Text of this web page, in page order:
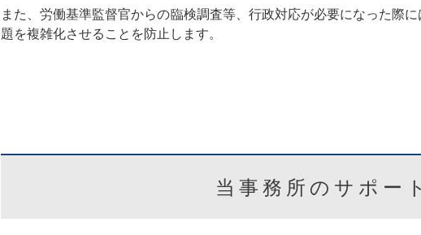
また、労働基準監督官からの臨検調査等、行政対応が必要になった際
題を複雑化させることを防止します。
当事務所のサポー